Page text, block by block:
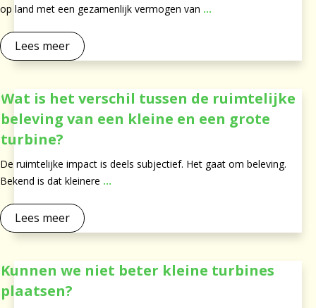
op land met een gezamenlijk vermogen van ...
Lees meer
Wat is het verschil tussen de ruimtelijke
beleving van een kleine en een grote
turbine?
De ruimtelijke impact is deels subjectief. Het gaat om beleving.
Bekend is dat kleinere ...
Lees meer
Kunnen we niet beter kleine turbines
plaatsen?